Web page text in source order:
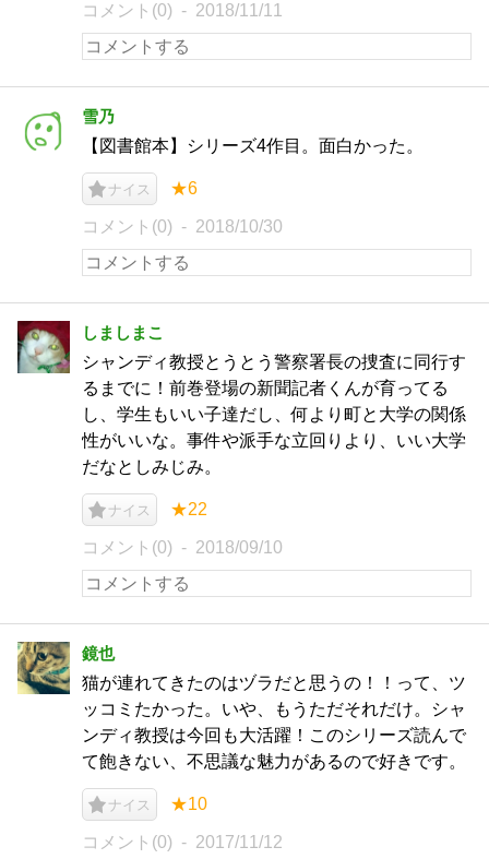
コメント(0) 2018/11/11
雪乃
【図書館本】シリーズ4作目。面白かった。
ナイス ★6
コメント(0) 2018/10/30
しましまこ
シャンディ教授とうとう警察署長の捜査に同行す
るまでに！前巻登場の新聞記者くんが育ってる
し、学生もいい子達だし、何より町と大学の関係
性がいいな。事件や派手な立回りより、いい大学
だなとしみじみ。
ナイス ★22
コメント(0) 2018/09/10
鏡也
猫が連れてきたのはヅラだと思うの！！って、ツ
ッコミたかった。いや、もうただそれだけ。シャ
ンディ教授は今回も大活躍！このシリーズ読んで
て飽きない、不思議な魅力があるので好きです。
ナイス ★10
コメント(0) 2017/11/12